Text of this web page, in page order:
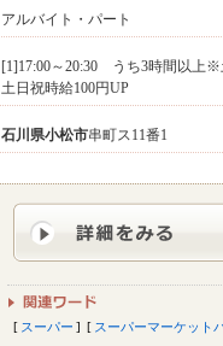
アルバイト・パート
[1]17:00～20:30 うち3時間以上※
土日祝時給100円UP
石川県小松市串町ス11番1
スーパー スーパーマーケット